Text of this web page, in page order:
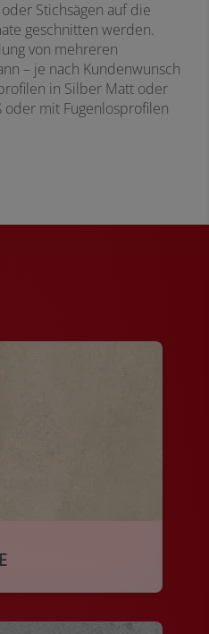
Stichsägen auf die
geschnitten werden.
von mehreren
– je nach Kundenwunsch
in Silber Matt oder
oder mit Fugenlosprofilen